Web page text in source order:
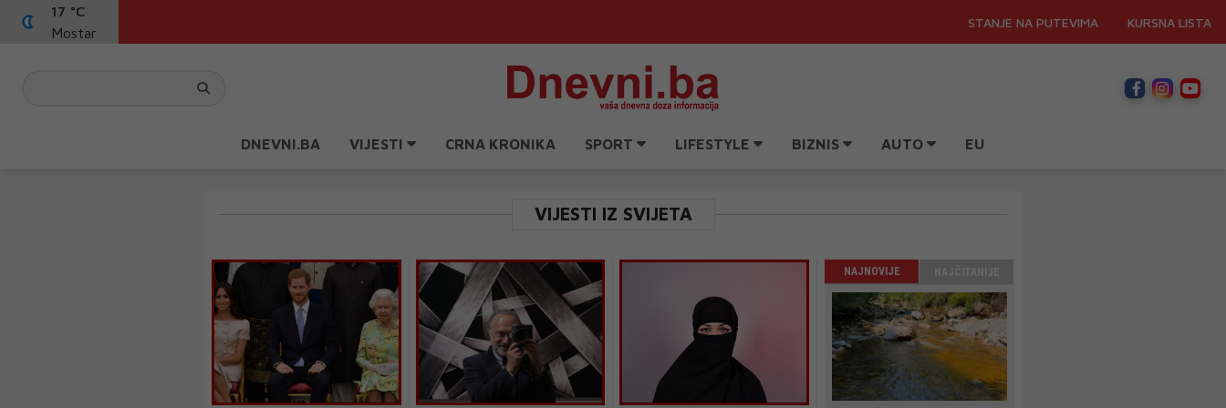
17 °C
Mostar
STANJE NA PUTEVIMA KURSNA LISTA
DNEVNI.BA VIJESTI CRNA KRONIKA SPORT LIFESTYLE BIZNIS AUTO EU
VIJESTI IZ SVIJETA
NAJNOVIJE